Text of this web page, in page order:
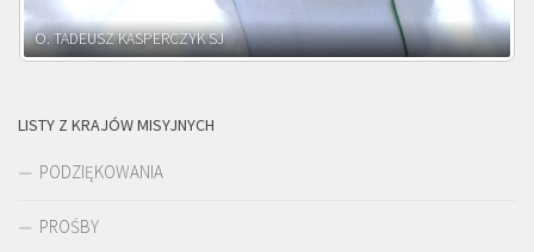
O. ADNRZEJ LEŚNIARA SJ
LISTY Z KRAJÓW MISYJNYCH
PODZIĘKOWANIA
PROŚBY